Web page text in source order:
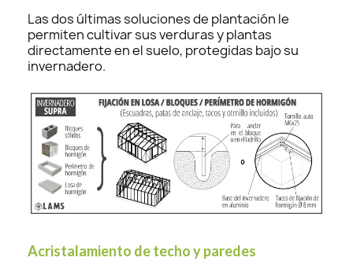
Las dos últimas soluciones de plantación le
permiten cultivar sus verduras y plantas
directamente en el suelo, protegidas bajo su
invernadero.
Acristalamiento de techo y paredes